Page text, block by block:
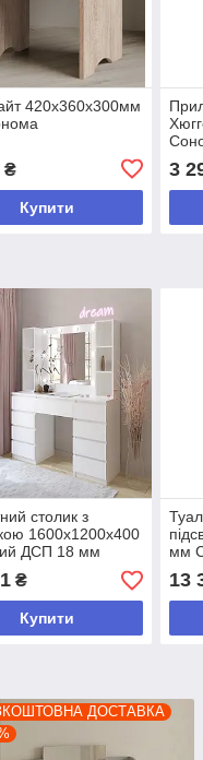
420х360х300мм
₴
Купити
3
столик з
1600х1200х400
ДСП 18 мм
₴
Купити
мм
мм
13
ДОСТАВКА